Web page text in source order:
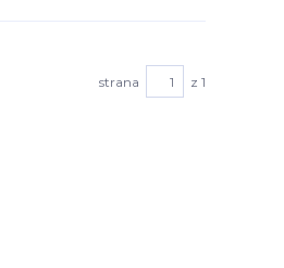
strana z 1